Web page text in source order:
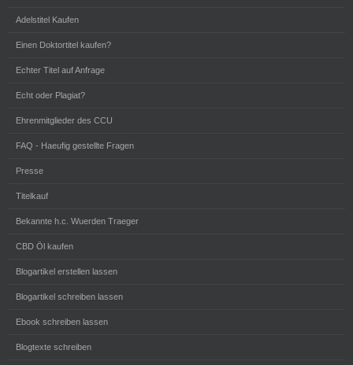
Adelstitel Kaufen
Einen Doktortitel kaufen?
Echter Titel auf Anfrage
Echt oder Plagiat?
Ehrenmitglieder des CCU
FAQ - Haeufig gestellte Fragen
Presse
Titelkauf
Bekannte h.c. Wuerden Traeger
CBD Öl kaufen
Blogartikel erstellen lassen
Blogartikel schreiben lassen
Ebook schreiben lassen
Blogtexte schreiben